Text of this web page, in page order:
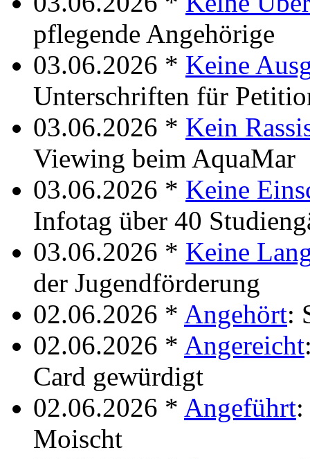
pflegende Angehörige
03.06.2026 * Keine
Unterschriften für
03.06.2026 * Kein
Viewing beim AquaMar
03.06.2026 * Keine
Infotag über 40
03.06.2026 * Keine
der Jugendförderung
02.06.2026 * Angehört:
02.06.2026 * Angereicht
Card gewürdigt
02.06.2026 * Angeführt
Moischt